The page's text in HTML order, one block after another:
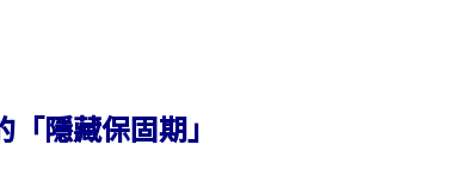
隱藏保固期」